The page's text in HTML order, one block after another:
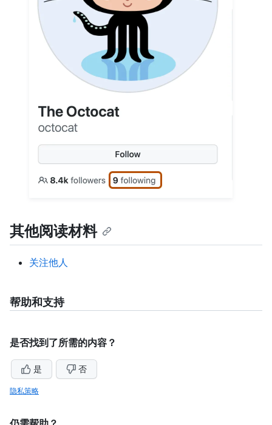
其他阅读材料
关注他人
帮助和支持
是否找到了所需的内容？
是 否
隐私策略